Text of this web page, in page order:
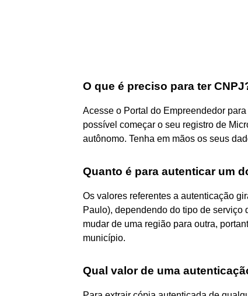
O que é preciso para ter
Acesse o Portal do Empreendedor
possível começar o seu registro de
autônomo. Tenha em mãos os seus
Quanto é para autenticar um
Os valores referentes a autenticação
Paulo), dependendo do tipo de
mudar de uma região para outra,
município.
Qual valor de uma